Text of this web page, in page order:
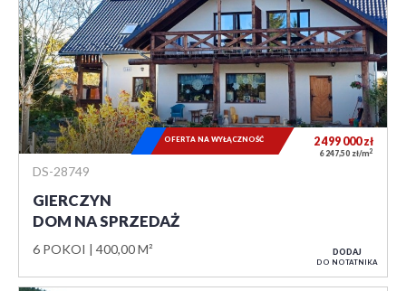
DS-28749
GIERCZYN
DOM NA SPRZEDAŻ
6 POKOI 400,00 M²
2 499 000zł
6 247,50 zł/m2
OFERTA NA WYŁĄCZNOŚĆ
DODAJ
DO NOTATNIKA